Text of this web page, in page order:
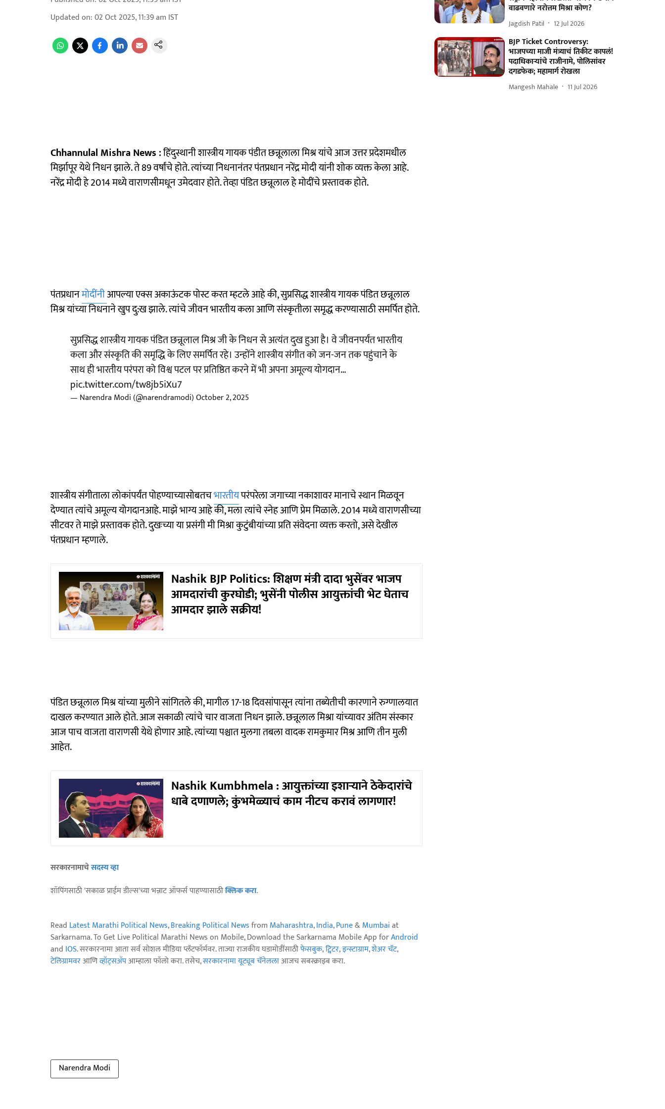
Updated on:02 Oct 2025, 11:39 am IST
Chhannulal Mishra News :हिंदुस्थानी शास्त्रीय गायक पंडीत छन्नूलाला मिश्र यांचे आज उत्तर प्रदेशमधील
मिर्झापूर येथे निधन झाले. ते 89 वर्षांचे होते. त्यांच्या निधनानंतर पंतप्रधान नरेंद्र मोदी यांनी शोक व्यक्त केला आहे.
नरेंद्र मोदी हे 2014 मध्ये वाराणसीमधून उमेदवार होते. तेव्हा पंडित छन्नूलाल हे मोदींचे प्रस्तावक होते.
पंतप्रधानमोदींनीआपल्या एक्स अकाऊंटक पोस्ट करत म्हटले आहे की, सुप्रसिद्ध शास्त्रीय गायक पंडित छन्नूलाल
मिश्र यांच्या निधनाने खुप दु:ख झाले. त्यांचे जीवन भारतीय कला आणि संस्कृतीला समृद्ध करण्यासाठी समर्पित होते.
सुप्रसिद्ध शास्त्रीय गायक पंडित छन्नूलाल मिश्र जी के निधन से अत्यंत दुख हुआ है। वे जीवनपर्यंत भारतीय
कला और संस्कृति की समृद्धि के लिए समर्पित रहे। उन्होंने शास्त्रीय संगीत को जन-जन तक पहुंचाने के
साथ ही भारतीय परंपरा को विश्व पटल पर प्रतिष्ठित करने में भी अपना अमूल्य योगदान…
pic.twitter.com/tw8jb5iXu7
— Narendra Modi (@narendramodi)October 2, 2025
शास्त्रीय संगीताला लोकांपर्यंत पोहण्याच्यासोबतचभारतीयपरंपरेला जगाच्या नकाशावर मानाचे स्थान मिळवून
देण्यात त्यांचे अमूल्य योगदानआहे. माझे भाग्य आहे की, मला त्यांचे स्नेह आणि प्रेम मिळाले. 2014 मध्ये वाराणसीच्या
सीटवर ते माझे प्रस्तावक होते. दुखःच्या या प्रसंगी मी मिश्रा कुटुंबीयांच्या प्रति संवेदना व्यक्त करतो, असे देखील
पंतप्रधान म्हणाले.
Nashik BJP Politics: शिक्षण मंत्री दादा भुसेंवर भाजप
आमदारांची कुरघोडी; भुसेंनी पोलीस आयुक्तांची भेट घेताच
आमदार झाले सक्रीय!
पंडित छन्नूलाल मिश्र यांच्या मुलीने सांगितले की, मागील 17-18 दिवसांपासून त्यांना तब्येतीची कारणाने रुग्णालयात
दाखल करण्यात आले होते. आज सकाळी त्यांचे चार वाजता निधन झाले. छन्नूलाल मिश्रा यांच्यावर अंतिम संस्कार
आज पाच वाजता वाराणसी येथे होणार आहे. त्यांच्या पश्चात मुलगा तबला वादक रामकुमार मिश्र आणि तीन मुली
आहेत.
Nashik Kumbhmela : आयुक्तांच्या इशाऱ्याने ठेकेदारांचे
धाबे दणाणले; कुंभमेळ्याचं काम नीटच करावं लागणार!
सरकारनामाचेसदस्य व्हा
शॉपिंगसाठी 'सकाळ प्राईम डील्स'च्या भन्नाट ऑफर्स पाहण्यासाठीक्लिक करा.
Read Latest Marathi Political News,Breaking Political Newsfrom Maharashtra,India,Pune& Mumbaiat
Sarkarnama. To Get Live Political Marathi News on Mobile, Download the Sarkarnama Mobile App forAndroid
and IOS. सरकारनामा आता सर्व सोशल मीडिया प्लॅटफॉर्मवर. ताज्या राजकीय घडामोडींसाठीफेसबुक,ट्विटर,इन्स्टाग्राम,शेअर चॅट,
टेलिग्रामवरआणिव्हॉट्सॲपआम्हाला फॉलो करा. तसेच,सरकारनामा यूट्यूब चॅनेललाआजच सबस्क्राइब करा.
Narendra Modi
वाढवणारे नरोत्तम मिश्रा कोण?
Jagdish Patil 12 Jul 2026
BJP Ticket Controversy:
भाजपच्या माजी मंत्र्याचं तिकीट कापलं!
पदाधिकाऱ्यांचे राजीनामे, पोलिसांवर
दगडफेक; महामार्ग रोखला
Mangesh Mahale 11 Jul 2026